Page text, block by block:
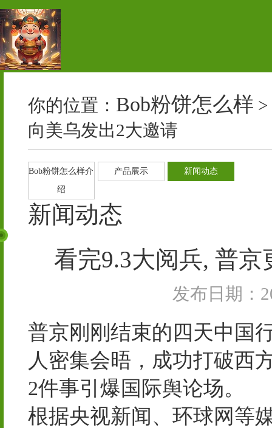
你的位置： Bob粉饼怎么样 >
向美乌发出2大邀请
Bob粉饼怎么样介
绍
产品展示 新闻动态
新闻动态
看完9.3大阅兵, 普
发布日期：
普京刚刚结束的四天中国
人密集会晤，成功打破西
2件事引爆国际舆论场。
根据央视新闻、环球网等